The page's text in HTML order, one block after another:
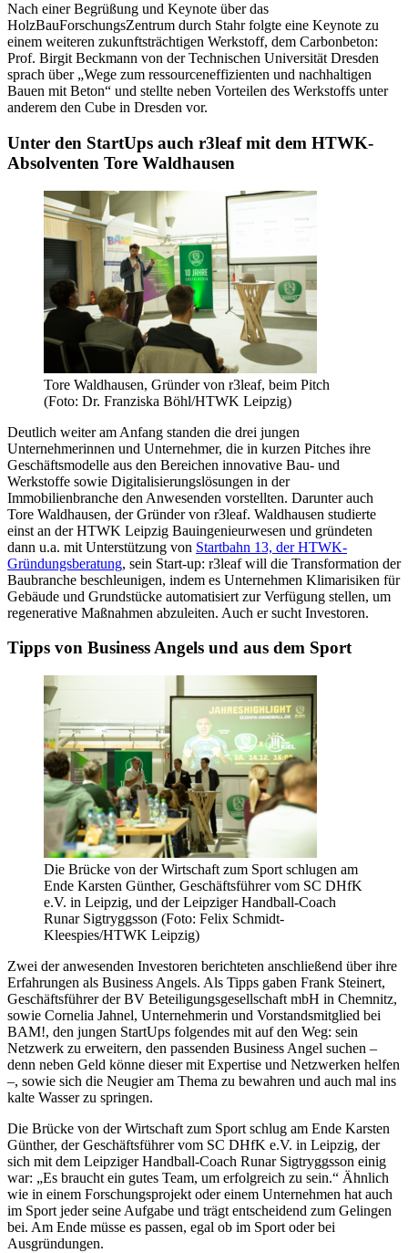
Nach einer Begrüßung und Keynote über das
HolzBauForschungsZentrum durch Stahr folgte eine Keynote zu
einem weiteren zukunftsträchtigen Werkstoff, dem Carbonbeton:
Prof. Birgit Beckmann von der Technischen Universität Dresden
sprach über „Wege zum ressourceneffizienten und nachhaltigen
Bauen mit Beton“ und stellte neben Vorteilen des Werkstoffs unter
anderem den Cube in Dresden vor.
Unter den StartUps auch r3leaf mit dem HTWK-
Absolventen Tore Waldhausen
Tore Waldhausen, Gründer von r3leaf, beim Pitch
(Foto: Dr. Franziska Böhl/HTWK Leipzig)
Deutlich weiter am Anfang standen die drei jungen
Unternehmerinnen und Unternehmer, die in kurzen Pitches ihre
Geschäftsmodelle aus den Bereichen innovative Bau- und
Werkstoffe sowie Digitalisierungslösungen in der
Immobilienbranche den Anwesenden vorstellten. Darunter auch
Tore Waldhausen, der Gründer von r3leaf. Waldhausen studierte
einst an der HTWK Leipzig Bauingenieurwesen und gründeten
dann u.a. mit Unterstützung von Startbahn 13, der HTWK-
Gründungsberatung, sein Start-up: r3leaf will die Transformation der
Baubranche beschleunigen, indem es Unternehmen Klimarisiken für
Gebäude und Grundstücke automatisiert zur Verfügung stellen, um
regenerative Maßnahmen abzuleiten. Auch er sucht Investoren.
Tipps von Business Angels und aus dem Sport
Die Brücke von der Wirtschaft zum Sport schlugen am
Ende Karsten Günther, Geschäftsführer vom SC DHfK
e.V. in Leipzig, und der Leipziger Handball-Coach
Runar Sigtryggsson (Foto: Felix Schmidt-
Kleespies/HTWK Leipzig)
Zwei der anwesenden Investoren berichteten anschließend über ihre
Erfahrungen als Business Angels. Als Tipps gaben Frank Steinert,
Geschäftsführer der BV Beteiligungsgesellschaft mbH in Chemnitz,
sowie Cornelia Jahnel, Unternehmerin und Vorstandsmitglied bei
BAM!, den jungen StartUps folgendes mit auf den Weg: sein
Netzwerk zu erweitern, den passenden Business Angel suchen –
denn neben Geld könne dieser mit Expertise und Netzwerken helfen
–, sowie sich die Neugier am Thema zu bewahren und auch mal ins
kalte Wasser zu springen.
Die Brücke von der Wirtschaft zum Sport schlug am Ende Karsten
Günther, der Geschäftsführer vom SC DHfK e.V. in Leipzig, der
sich mit dem Leipziger Handball-Coach Runar Sigtryggsson einig
war: „Es braucht ein gutes Team, um erfolgreich zu sein.“ Ähnlich
wie in einem Forschungsprojekt oder einem Unternehmen hat auch
im Sport jeder seine Aufgabe und trägt entscheidend zum Gelingen
bei. Am Ende müsse es passen, egal ob im Sport oder bei
Ausgründungen.